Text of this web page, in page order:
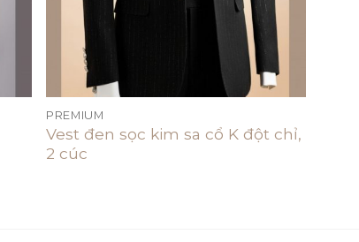
PREMIUM
Vest đen sọc kim sa cổ K đột chỉ,
2 cúc